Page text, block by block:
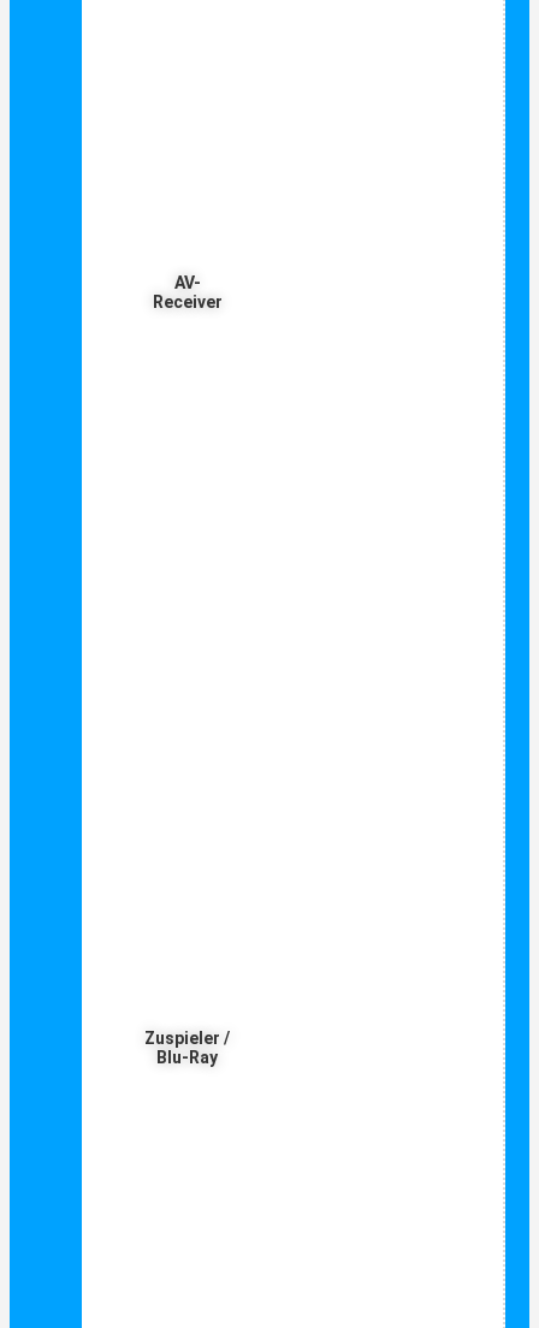
AV-
Receiver
Zuspieler /
Blu-Ray